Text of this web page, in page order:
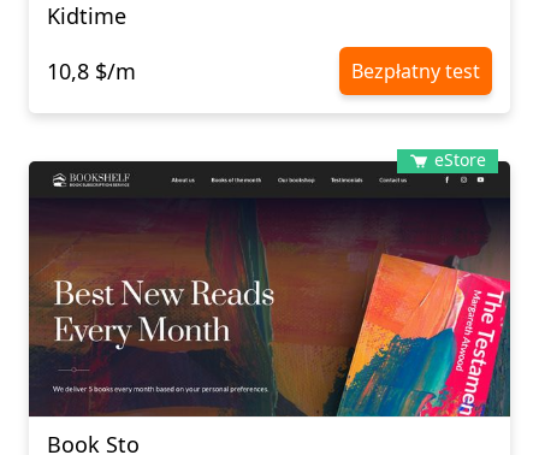
Kidtime
10,8 $/m
Bezpłatny test
eStore
Book Sto